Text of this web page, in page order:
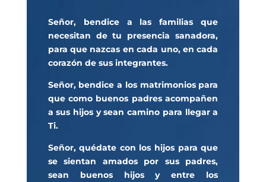
Señor, bendice a las familias que
necesitan de tu presencia sanadora,
para que nazcas en cada uno, en cada
corazón de sus integrantes.
Señor, bendice a los matrimonios para
que como buenos padres acompañen
a sus hijos y sean camino para llegar a
Ti.
Señor, quédate con los hijos para que
se sientan amados por sus padres,
sean buenos hijos y entre los